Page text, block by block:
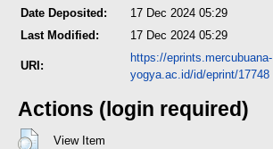
Date Deposited:
17 Dec 2024 05:29
Last Modified:
17 Dec 2024 05:29
URI:
https://eprints.mercubuana-
yogya.ac.id/id/eprint/17748
Actions (login required)
View Item